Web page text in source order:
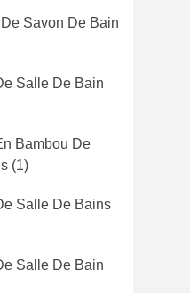
Savon De Bain
Salle De Bain
Bambou De
(1)
Salle De Bains
Salle De Bain